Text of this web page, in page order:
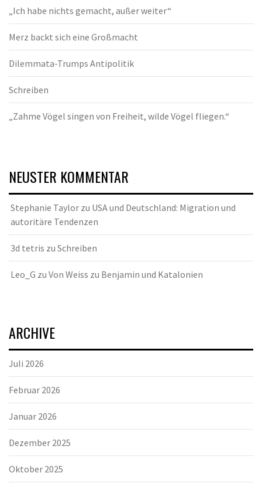
„Ich habe nichts gemacht, außer weiter“
Merz backt sich eine Großmacht
Dilemmata-Trumps Antipolitik
Schreiben
„Zahme Vögel singen von Freiheit, wilde Vögel fliegen.“
NEUSTER KOMMENTAR
Stephanie Taylor zu USA und Deutschland: Migration und
autoritäre Tendenzen
3d tetris zu Schreiben
Leo_G zu Von Weiss zu Benjamin und Katalonien
ARCHIVE
Juli 2026
Februar 2026
Januar 2026
Dezember 2025
Oktober 2025